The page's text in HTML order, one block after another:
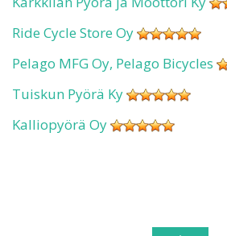
Ride Cycle Store Oy
Pelago MFG Oy, Pelago Bicycles
Tuiskun Pyörä Ky
Kalliopyörä Oy